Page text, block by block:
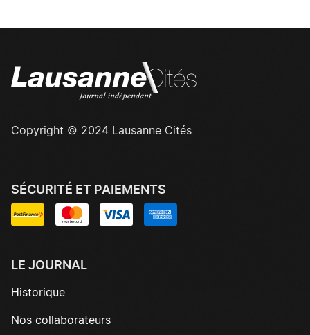
Copyright © 2024 Lausanne Cités
SÉCURITÉ ET PAIEMENTS
LE JOURNAL
Historique
Nos collaborateurs